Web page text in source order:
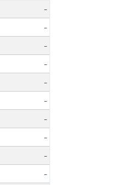
-
-
-
-
-
-
-
-
-
-